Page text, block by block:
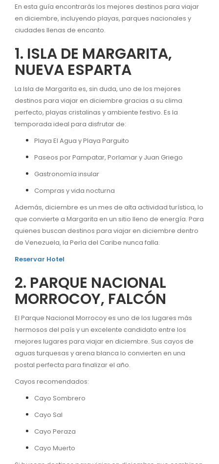
En esta guía encontrarás los mejores destinos para viajar
en diciembre, incluyendo playas, parques nacionales y
ciudades llenas de encanto.
1. ISLA DE MARGARITA,
NUEVA ESPARTA
La Isla de Margarita es, sin duda, uno de los mejores
destinos para viajar en diciembre gracias a su clima
perfecto, playas cristalinas y ambiente festivo. Es la
temporada ideal para disfrutar de:
Playa El Agua y Playa Parguito
Paseos por Pampatar, Porlamar y Juan Griego
Gastronomía insular
Compras y vida nocturna
Además, diciembre es un mes de alta actividad turística, lo
que convierte a Margarita en un sitio lleno de energía. Para
quienes buscan destinos para viajar en diciembre dentro
de Venezuela, la Perla del Caribe nunca falla.
Reservar Hotel
2. PARQUE NACIONAL
MORROCOY, FALCÓN
El Parque Nacional Morrocoy es uno de los lugares más
hermosos del país y un excelente candidato entre los
mejores lugares para viajar en diciembre. Sus cayos de
aguas turquesas y arena blanca lo convierten en una
postal perfecta para finalizar el año.
Cayos recomendados:
Cayo Sombrero
Cayo Sal
Cayo Peraza
Cayo Muerto